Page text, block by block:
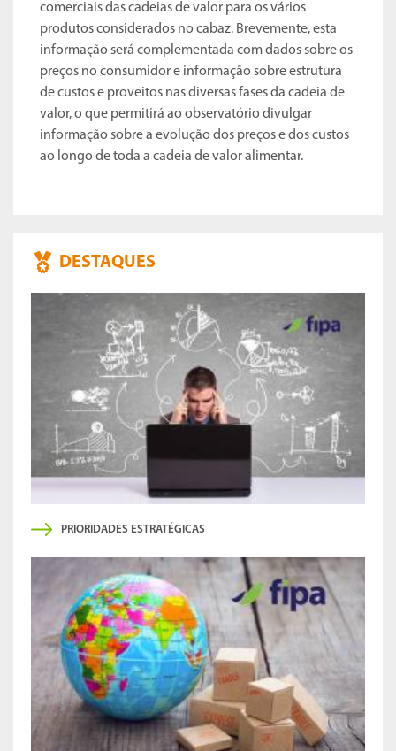
comerciais das cadeias de valor para os vários
produtos considerados no cabaz. Brevemente, esta
informação será complementada com dados sobre os
preços no consumidor e informação sobre estrutura
de custos e proveitos nas diversas fases da cadeia de
valor, o que permitirá ao observatório divulgar
informação sobre a evolução dos preços e dos custos
ao longo de toda a cadeia de valor alimentar.
DESTAQUES
PRIORIDADES ESTRATÉGICAS